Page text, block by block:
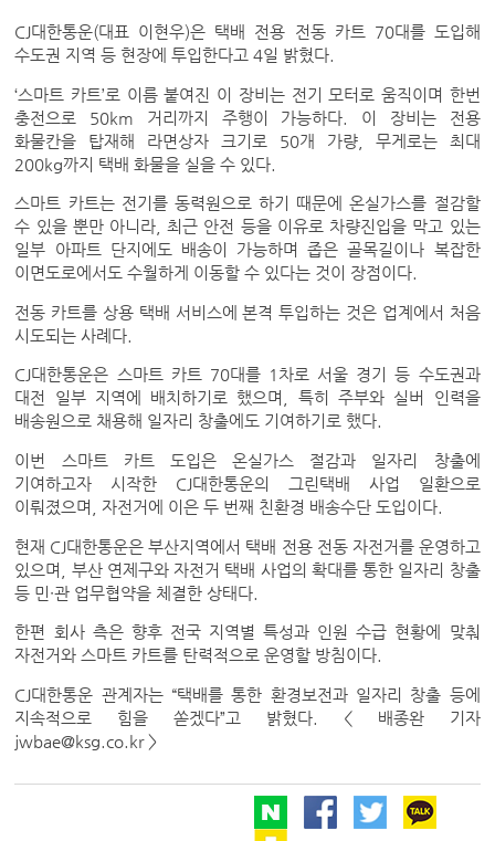
CJ대한통운(대표 이현우)은 택배 전용 전동 카트 70대를 도입해
수도권 지역 등 현장에 투입한다고 4일 밝혔다.
‘스마트 카트’로 이름 붙여진 이 장비는 전기 모터로 움직이며 한번
충전으로 50km 거리까지 주행이 가능하다. 이 장비는 전용
화물칸을 탑재해 라면상자 크기로 50개 가량, 무게로는 최대
200kg까지 택배 화물을 실을 수 있다.
스마트 카트는 전기를 동력원으로 하기 때문에 온실가스를 절감할
수 있을 뿐만 아니라, 최근 안전 등을 이유로 차량진입을 막고 있는
일부 아파트 단지에도 배송이 가능하며 좁은 골목길이나 복잡한
이면도로에서도 수월하게 이동할 수 있다는 것이 장점이다.
전동 카트를 상용 택배 서비스에 본격 투입하는 것은 업계에서 처음
시도되는 사례다.
CJ대한통운은 스마트 카트 70대를 1차로 서울 경기 등 수도권과
대전 일부 지역에 배치하기로 했으며, 특히 주부와 실버 인력을
배송원으로 채용해 일자리 창출에도 기여하기로 했다.
이번 스마트 카트 도입은 온실가스 절감과 일자리 창출에
기여하고자 시작한 CJ대한통운의 그린택배 사업 일환으로
이뤄졌으며, 자전거에 이은 두 번째 친환경 배송수단 도입이다.
현재 CJ대한통운은 부산지역에서 택배 전용 전동 자전거를 운영하고
있으며, 부산 연제구와 자전거 택배 사업의 확대를 통한 일자리 창출
등 민∙관 업무협약을 체결한 상태다.
한편 회사 측은 향후 전국 지역별 특성과 인원 수급 현황에 맞춰
자전거와 스마트 카트를 탄력적으로 운영할 방침이다.
CJ대한통운 관계자는 “택배를 통한 환경보전과 일자리 창출 등에
지속적으로 힘을 쏟겠다”고 밝혔다. < 배종완 기자
jwbae@ksg.co.kr >